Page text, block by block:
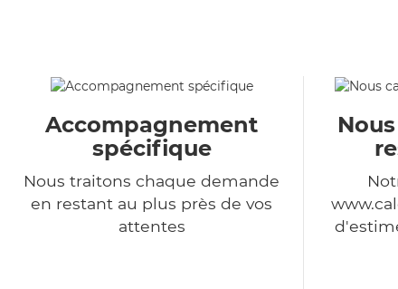
Accompagnement
spécifique
Nous traitons chaque demande
en restant au plus près de vos
attentes